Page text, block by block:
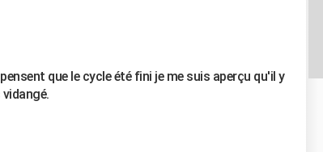
que le cycle été fini je me suis aperçu qu'il y